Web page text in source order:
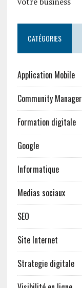
CATÉGORIES
Application Mobile
Community Manager
Formation digitale
Google
Informatique
Medias sociaux
SEO
Site Internet
Strategie digitale